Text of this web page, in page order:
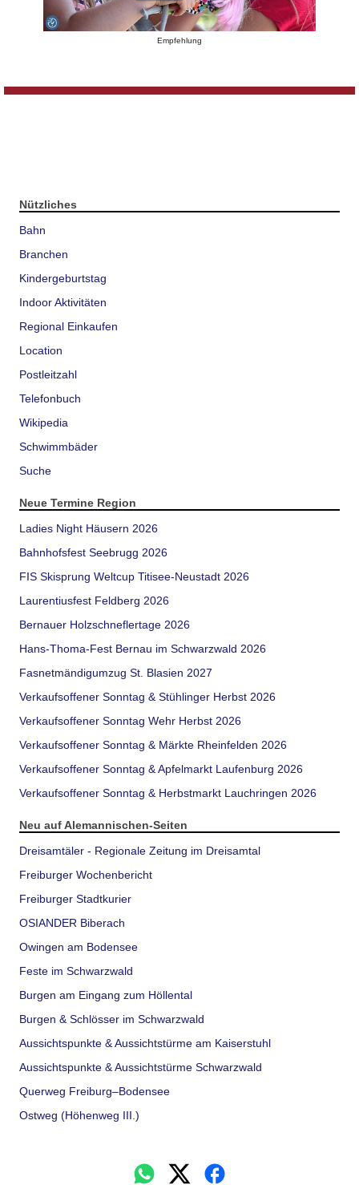
Empfehlung
Nützliches
Bahn
Branchen
Kindergeburtstag
Indoor Aktivitäten
Regional Einkaufen
Location
Postleitzahl
Telefonbuch
Wikipedia
Schwimmbäder
Suche
Neue Termine Region
Ladies Night Häusern 2026
Bahnhofsfest Seebrugg 2026
FIS Skisprung Weltcup Titisee-Neustadt 2026
Laurentiusfest Feldberg 2026
Bernauer Holzschneflertage 2026
Hans-Thoma-Fest Bernau im Schwarzwald 2026
Fasnetmändigumzug St. Blasien 2027
Verkaufsoffener Sonntag & Stühlinger Herbst 2026
Verkaufsoffener Sonntag Wehr Herbst 2026
Verkaufsoffener Sonntag & Märkte Rheinfelden 2026
Verkaufsoffener Sonntag & Apfelmarkt Laufenburg 2026
Verkaufsoffener Sonntag & Herbstmarkt Lauchringen 2026
Neu auf Alemannischen-Seiten
Dreisamtäler - Regionale Zeitung im Dreisamtal
Freiburger Wochenbericht
Freiburger Stadtkurier
OSIANDER Biberach
Owingen am Bodensee
Feste im Schwarzwald
Burgen am Eingang zum Höllental
Burgen & Schlösser im Schwarzwald
Aussichtspunkte & Aussichtstürme am Kaiserstuhl
Aussichtspunkte & Aussichtstürme Schwarzwald
Querweg Freiburg–Bodensee
Ostweg (Höhenweg III.)